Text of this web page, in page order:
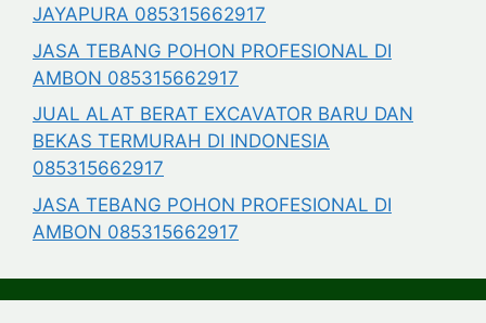
JAYAPURA 085315662917
JASA TEBANG POHON PROFESIONAL DI
AMBON 085315662917
JUAL ALAT BERAT EXCAVATOR BARU DAN
BEKAS TERMURAH DI INDONESIA
085315662917
JASA TEBANG POHON PROFESIONAL DI
AMBON 085315662917